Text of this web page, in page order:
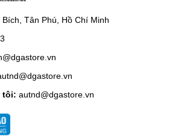
32G (tối đa)
khoảng 3h (âm lượng 80%)
Tân Phú, Hồ Chí Minh
tôi: autnd@dgastore.vn